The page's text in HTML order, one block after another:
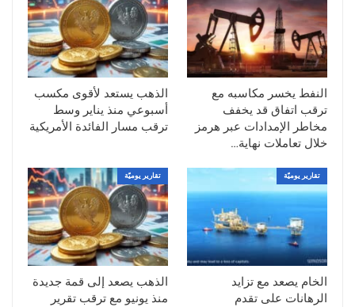
استقرار معدل البطالة عند 4.3%، ما يعكس
استمرار قوة سوق العمل الأمريكي رغم
التحديات الاقتصادية العالمية.
وعادة ما تدعم هذه البيانات الدولار وتضغط
على الذهب، إلا أن الأسواق تجاهلت هذا التأثير
نسبيًا خلال تداولات اليوم.
آمنًا
أشار محللون إلى أن الذهب بدأ يتحرك وفق
شهية المخاطرة في الأسواق أكثر من ارتباطه
التقليدي بدور الملاذ الآمن، خاصة مع تحسن
التوقعات بشأن تهدئة التوترات في الشرق
الأوسط.
النفط يخسر مكاسبه مع
ترقب اتفاق قد يخفف
مخاطر الإمدادات عبر هرمز
خلال تعاملات نهاية…
الذهب يستعد لأقوى مكسب
أسبوعي منذ يناير وسط
ترقب مسار الفائدة الأمريكية
تقارير يوميّة
الخام يصعد مع تزايد
الرهانات على تقدم
تقارير يوميّة
الذهب يصعد إلى قمة جديدة
منذ يونيو مع ترقب تقرير